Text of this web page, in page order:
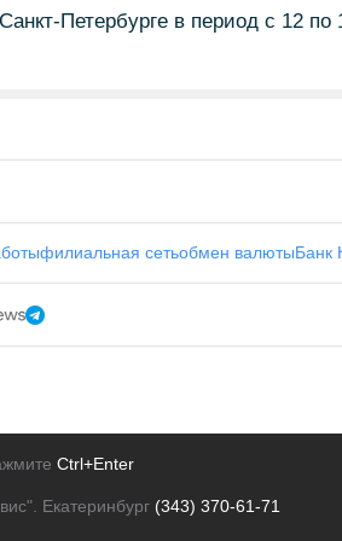
Петербурге в период с 12 по
филиальная сетьобмен валютыБанк
Ctrl+Enter
Екатеринбург (343) 370-61-71